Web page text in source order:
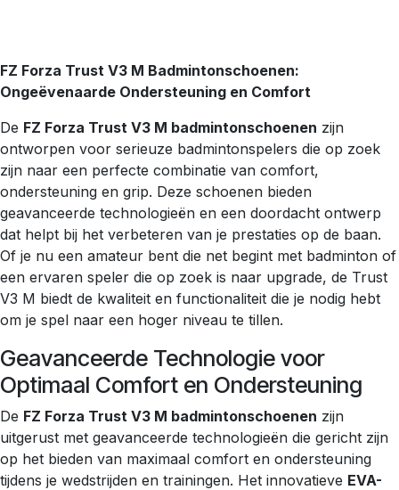
FZ Forza Trust V3 M Badmintonschoenen:
Ongeëvenaarde Ondersteuning en Comfort
De FZ Forza Trust V3 M badmintonschoenen zijn
ontworpen voor serieuze badmintonspelers die op zoek
zijn naar een perfecte combinatie van comfort,
ondersteuning en grip. Deze schoenen bieden
geavanceerde technologieën en een doordacht ontwerp
dat helpt bij het verbeteren van je prestaties op de baan.
Of je nu een amateur bent die net begint met badminton of
een ervaren speler die op zoek is naar upgrade, de Trust
V3 M biedt de kwaliteit en functionaliteit die je nodig hebt
om je spel naar een hoger niveau te tillen.
Geavanceerde Technologie voor
Optimaal Comfort en Ondersteuning
De FZ Forza Trust V3 M badmintonschoenen zijn
uitgerust met geavanceerde technologieën die gericht zijn
op het bieden van maximaal comfort en ondersteuning
tijdens je wedstrijden en trainingen. Het innovatieve EVA-